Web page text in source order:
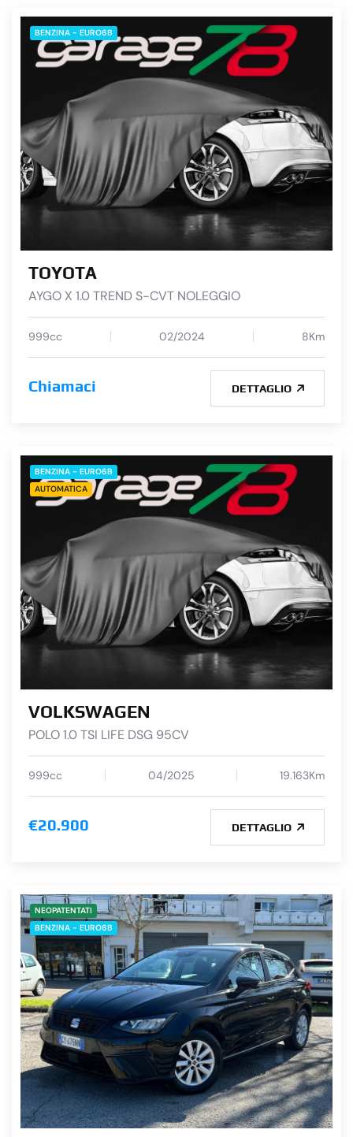
BENZINA - EURO6B
TOYOTA
AYGO X 1.0 TREND S-CVT NOLEGGIO
999cc 02/2024 8Km
Chiamaci DETTAGLIO
BENZINA - EURO6B
AUTOMATICA
VOLKSWAGEN
POLO 1.0 TSI LIFE DSG 95CV
999cc 04/2025 19.163Km
€20.900 DETTAGLIO
NEOPATENTATI
BENZINA - EURO6B